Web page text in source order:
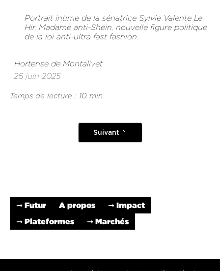
Portrait intime de la sénatrice Sylvie Valente Le
Hir, Madame anti-Shein, nouvelle figure politique
de la loi anti-ultra fast fashion.
Hortense de Montalivet
26 juin 2025
Temps de lecture : 10 min
Suivant
➞ Futur A propos
➞ Impact
➞ Plateformes
➞ Marchés